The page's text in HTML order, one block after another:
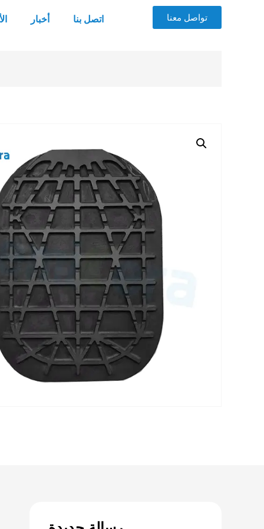
أخبار اتصل بنا تواصل معنا